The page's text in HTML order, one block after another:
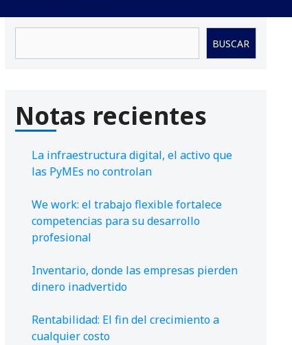
BUSCAR
Notas recientes
La infraestructura digital, el activo que
las PyMEs no controlan
We work: el trabajo flexible fortalece
competencias para su desarrollo
profesional
Inventario, donde las empresas pierden
dinero inadvertido
Rentabilidad: El fin del crecimiento a
cualquier costo